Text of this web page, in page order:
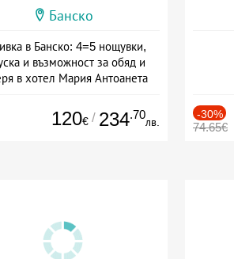
Банско
в Банско: 4=5 нощувки,
и възможност за обяд и
в хотел Мария Антоанета
120€ / 234.70
лв.
-30%
74.65€